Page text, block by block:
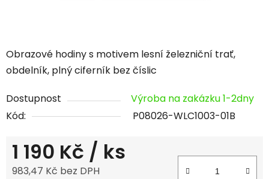
Obrazové hodiny s motivem lesní železniční trať,
obdelník, plný ciferník bez číslic
Dostupnost
Výroba na zakázku 1-2dny
Kód:
P08026-WLC1003-01B
1 190 Kč / ks
983,47 Kč bez DPH